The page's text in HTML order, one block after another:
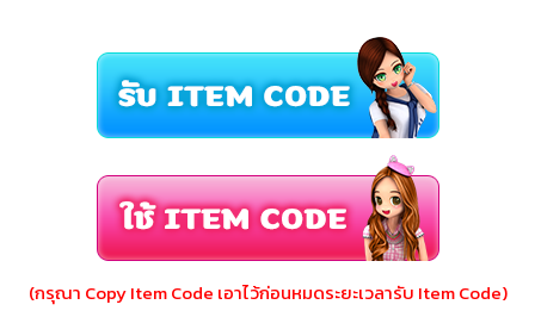
(กรุณา Copy Item Code เอาไว้ก่อนหมดระยะเวลารับ Item Code)